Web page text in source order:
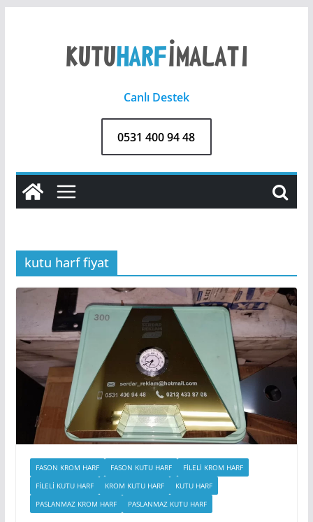
Canlı Destek
0531 400 94 48
kutu harf fiyat
FASON KROM HARF FASON KUTU HARF
FİLELİ KROM HARF
FİLELİ KUTU HARF
KROM KUTU HARF
KUTU HARF
PASLANMAZ KROM HARF
PASLANMAZ KUTU HARF